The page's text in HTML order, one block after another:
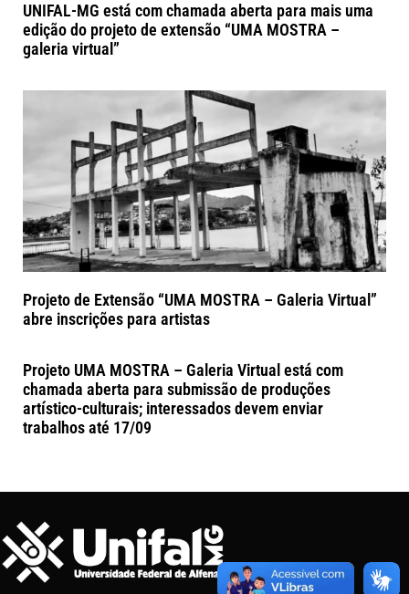
UNIFAL-MG está com chamada aberta para mais uma
edição do projeto de extensão “UMA MOSTRA –
galeria virtual”
Projeto de Extensão “UMA MOSTRA – Galeria Virtual”
abre inscrições para artistas
Projeto UMA MOSTRA – Galeria Virtual está com
chamada aberta para submissão de produções
artístico-culturais; interessados devem enviar
trabalhos até 17/09